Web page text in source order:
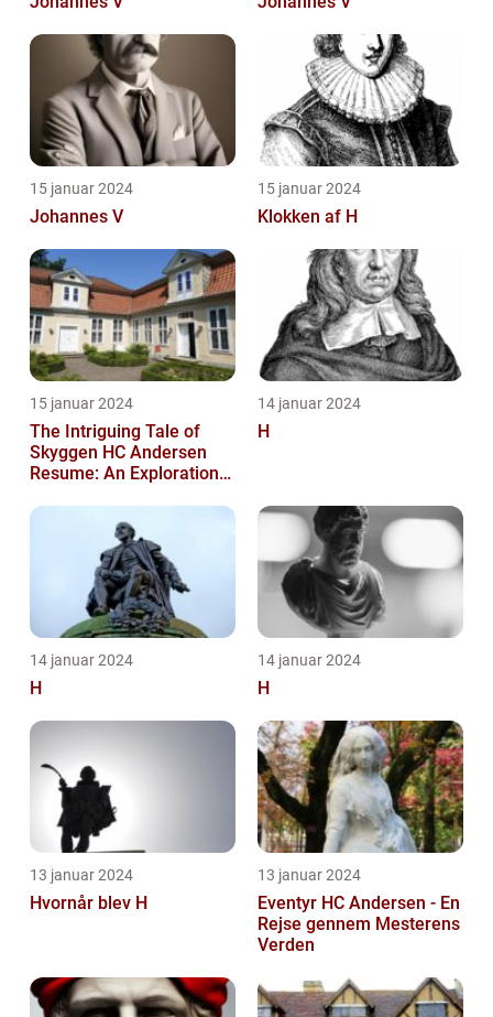
15 januar 2024
Johannes V
15 januar 2024
Klokken af H
15 januar 2024
The Intriguing Tale of
Skyggen HC Andersen
Resume: An Exploration
14 januar 2024
H
14 januar 2024
H
14 januar 2024
H
13 januar 2024
Hvornår blev H
13 januar 2024
Eventyr HC Andersen - En
Rejse gennem Mesterens
Verden